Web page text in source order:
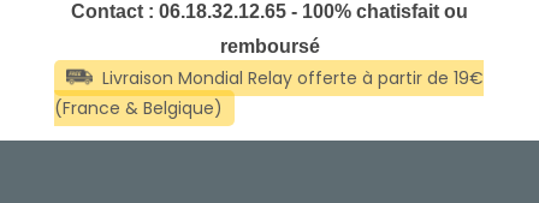
Contact : 06.18.32.12.65 - 100% chatisfait ou
remboursé